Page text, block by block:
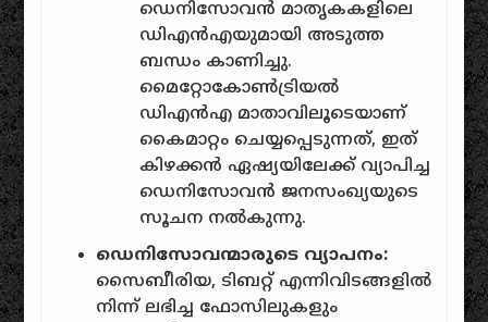
ഡെനിസോവൻ മാതൃകകളിലെ
ഡിഎൻഎയുമായി അടുത്ത
ബന്ധം കാണിച്ചു.
മൈറ്റോകോൺട്രിയൽ
ഡിഎൻഎ മാതാവിലൂടെയാണ്
കൈമാറ്റം ചെയ്യപ്പെടുന്നത്, ഇത്
കിഴക്കൻ ഏഷ്യയിലേക്ക് വ്യാപിച്ച
ഡെനിസോവൻ ജനസംഖ്യയുടെ
സൂചന നൽകുന്നു.
ഡെനിസോവന്മാരുടെ വ്യാപനം:
സൈബീരിയ, ടിബറ്റ് എന്നിവിടങ്ങളിൽ
നിന്ന് ലഭിച്ച ഫോസിലുകളും